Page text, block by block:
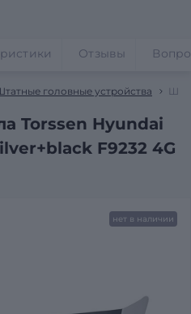
головные устройства
Torssen Hyundai
F9232 4G
Отзывы
нет в наличии